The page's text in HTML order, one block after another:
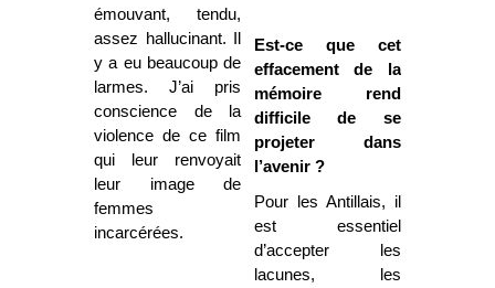
émouvant, tendu,
assez hallucinant. Il
y a eu beaucoup de
larmes. J’ai pris
conscience de la
violence de ce film
qui leur renvoyait
leur image de
femmes
incarcérées.
Est-ce que cet
effacement de la
mémoire rend
difficile de se
projeter dans
l’avenir ?
Pour les Antillais, il
est essentiel
d’accepter les
lacunes, les